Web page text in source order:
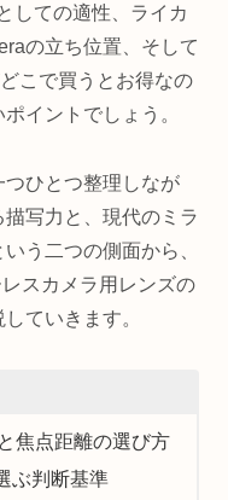
しての適性、ライカ
の立ち位置、そして
こで買うとお得なの
イントでしょう。
ひとつ整理しなが
写力と、現代のミラ
う二つの側面から、
スカメラ用レンズの
ていきます。
焦点距離の選び方
ぶ判断基準